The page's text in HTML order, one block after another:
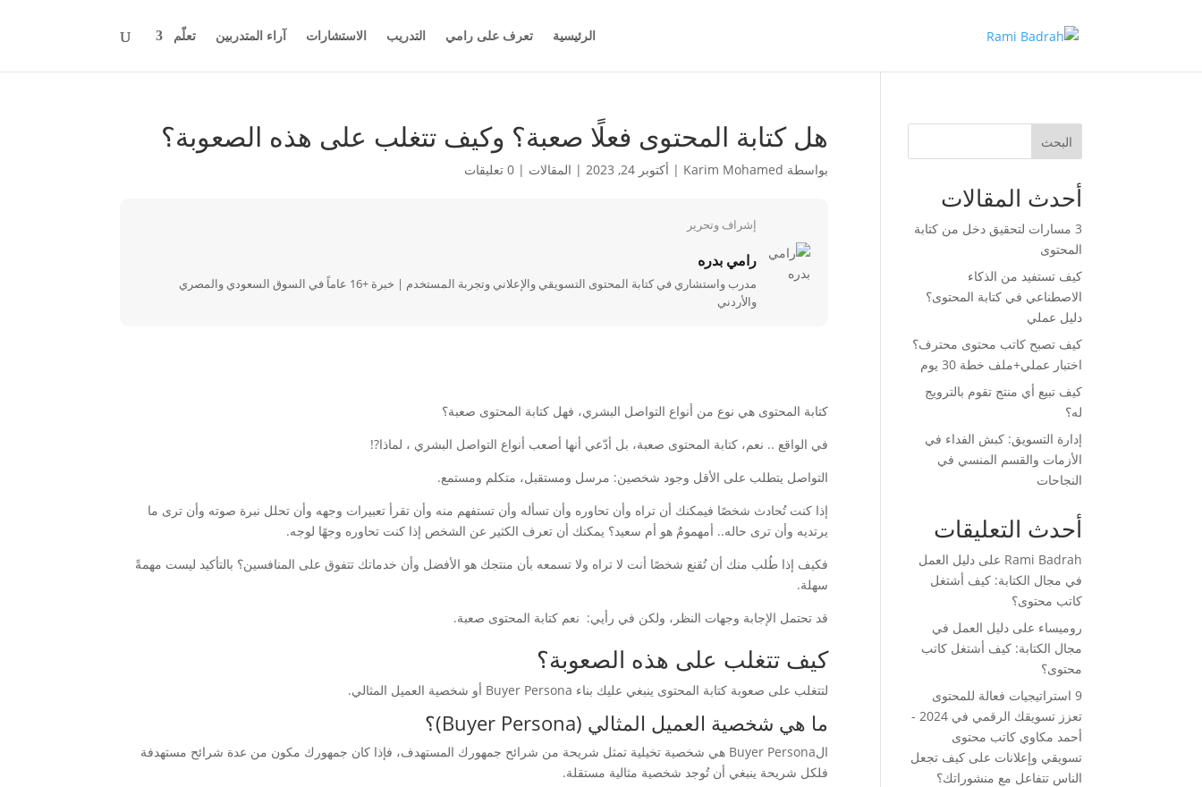
الرئيسية تعرف على رامي التدريب الاستشارات آراء المتدربين تعلّم
هل كتابة المحتوى فعلًا صعبة؟ وكيف تتغلب على هذه الصعوبة؟
بواسطة Karim Mohamed
| أكتوبر 24, 2023 | المقالات | 0 تعليقات
إشراف وتحرير
رامي بدره
مدرب واستشاري في كتابة المحتوى التسويقي والإعلاني وتجربة المستخدم | خبرة +16 عاماً في السوق السعودي والمصري
والأردني
كتابة المحتوى هي نوع من أنواع التواصل البشري، فهل كتابة المحتوى صعبة؟
في الواقع .. نعم، كتابة المحتوى صعبة، بل أدّعي أنها أصعب أنواع التواصل البشري ، لماذا?!
التواصل يتطلب على الأقل وجود شخصين: مرسل ومستقبل، متكلم ومستمع.
إذا كنت تُحادث شخصًا فيمكنك أن تراه وأن تحاوره وأن تسأله وأن تستفهم منه وأن تقرأ تعبيرات وجهه وأن تحلل نبرة صوته وأن ترى ما
يرتديه وأن ترى حاله.. أمهمومٌ هو أم سعيد؟ يمكنك أن تعرف الكثير عن الشخص إذا كنت تحاوره وجهًا لوجه.
فكيف إذا طُلب منك أن تُقنع شخصًا أنت لا تراه ولا تسمعه بأن منتجك هو الأفضل وأن خدماتك تتفوق على المنافسين؟ بالتأكيد ليست مهمةً
سهلة.
قد تحتمل الإجابة وجهات النظر، ولكن في رأيي: نعم كتابة المحتوى صعبة.
كيف تتغلب على هذه الصعوبة؟
لتتغلب على صعوبة كتابة المحتوى ينبغي عليك بناء Buyer Persona أو شخصية العميل المثالي.
ما هي شخصية العميل المثالي (Buyer Persona)؟
الBuyer Persona هي شخصية تخيلية تمثل شريحة من شرائح جمهورك المستهدف، فإذا كان جمهورك مكون من عدة شرائح مستهدفة
فلكل شريحة ينبغي أن تُوجد شخصية مثالية مستقلة.
البحث
أحدث المقالات
3 مسارات لتحقيق دخل من كتابة
المحتوى
كيف تستفيد من الذكاء
الاصطناعي في كتابة المحتوى؟
دليل عملي
كيف تصبح كاتب محتوى محترف؟
اختبار عملي+ملف خطة 30 يوم
كيف تبيع أي منتج تقوم بالترويج
له؟
إدارة التسويق: كبش الفداء في
الأزمات والقسم المنسي في
النجاحات
أحدث التعليقات
Rami Badrah علىدليل العمل
في مجال الكتابة: كيف أشتغل
كاتب محتوى؟
روميساء علىدليل العمل في
مجال الكتابة: كيف أشتغل كاتب
محتوى؟
9 استراتيجيات فعالة للمحتوى
تعزز تسويقك الرقمي في 2024 -
أحمد مكاوي كاتب محتوى
تسويقي وإعلانات علىكيف تجعل
الناس تتفاعل مع منشوراتك؟